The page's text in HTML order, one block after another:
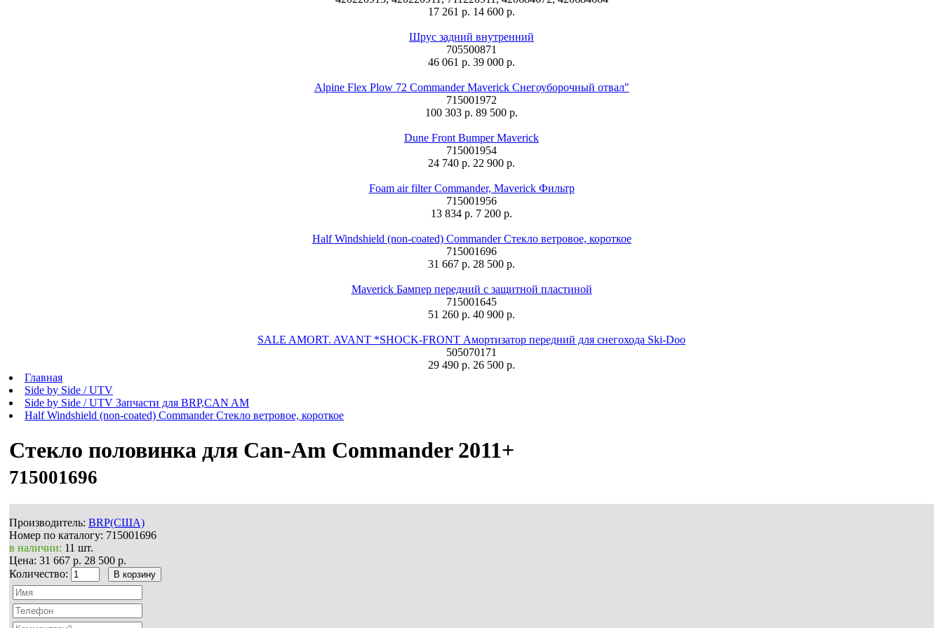
17 261 р. 14 600 р.
Шрус задний внутренний
705500871
46 061 р. 39 000 р.
Alpine Flex Plow 72 Commander Maverick Снегоуборочный отвал"
715001972
100 303 р. 89 500 р.
Dune Front Bumper Maverick
715001954
24 740 р. 22 900 р.
Foam air filter Commander, Maverick Фильтр
715001956
13 834 р. 7 200 р.
Half Windshield (non-coated) Commander Стекло ветровое, короткое
715001696
31 667 р. 28 500 р.
Maverick Бампер передний с защитной пластиной
715001645
51 260 р. 40 900 р.
SALE AMORT. AVANT *SHOCK-FRONT Амортизатор передний для снегохода Ski-Doo
505070171
29 490 р. 26 500 р.
Главная
Side by Side / UTV
Side by Side / UTV Запчасти для BRP,CAN AM
Half Windshield (non-coated) Commander Стекло ветровое, короткое
Стекло половинка для Can-Am Commander 2011+
715001696
Производитель: BRP(США)
Номер по каталогу: 715001696
в наличии: 11 шт.
Цена: 31 667 р. 28 500 р.
Количество: